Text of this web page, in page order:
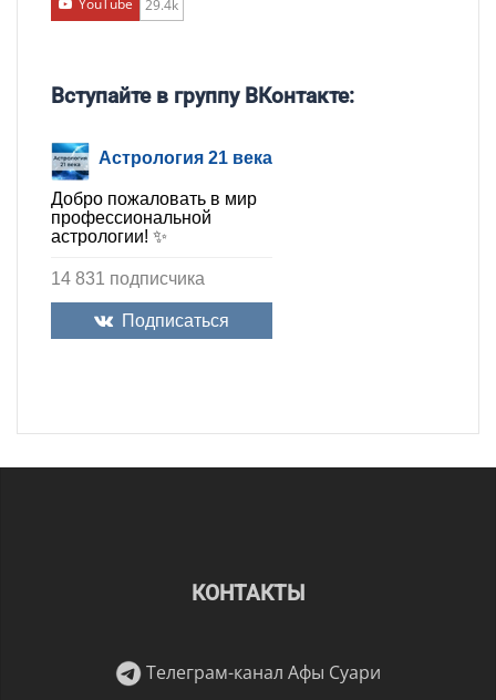
29.4k
Вступайте в группу ВКонтакте:
Астрология 21 века
Добро пожаловать в мир
профессиональной
астрологии! ✨
14 831 подписчика
Подписаться
КОНТАКТЫ
Телеграм-канал Афы Суари